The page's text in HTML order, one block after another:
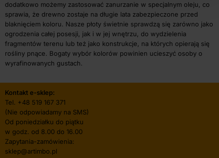
dodatkowo możemy zastosować zanurzanie w specjalnym oleju, co
sprawia, że drewno zostaje na długie lata zabezpieczone przed
blaknięciem koloru. Nasze płoty świetnie sprawdzą się zarówno jako
ogrodzenia całej posesji, jak i w jej wnętrzu, do wydzielenia
fragmentów terenu lub też jako konstrukcje, na których opierają się
rośliny pnące. Bogaty wybór kolorów powinien ucieszyć osoby o
wyrafinowanych gustach.
Kontakt e-sklep:
Tel. +48 519 167 371
(Nie odpowiadamy na SMS)
Od poniedziałku do piątku
w godz. od 8.00 do 16.00
Zapytania-zamówienia:
sklep@artimbo.pl